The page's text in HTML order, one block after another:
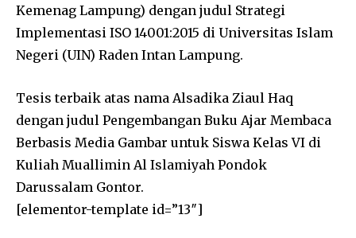
Kemenag Lampung) dengan judul Strategi
Implementasi ISO 14001:2015 di Universitas Islam
Negeri (UIN) Raden Intan Lampung.
Tesis terbaik atas nama Alsadika Ziaul Haq
dengan judul Pengembangan Buku Ajar Membaca
Berbasis Media Gambar untuk Siswa Kelas VI di
Kuliah Muallimin Al Islamiyah Pondok
Darussalam Gontor.
[elementor-template id=”13″]